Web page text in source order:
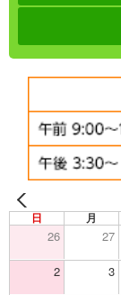
日 月
26 27
2 3